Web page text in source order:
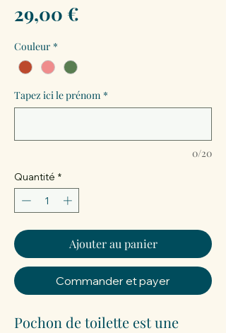
29,00 €
Couleur *
Tapez ici le prénom *
0/20
Quantité *
Ajouter au panier
Commander et payer
Pochon de toilette est une